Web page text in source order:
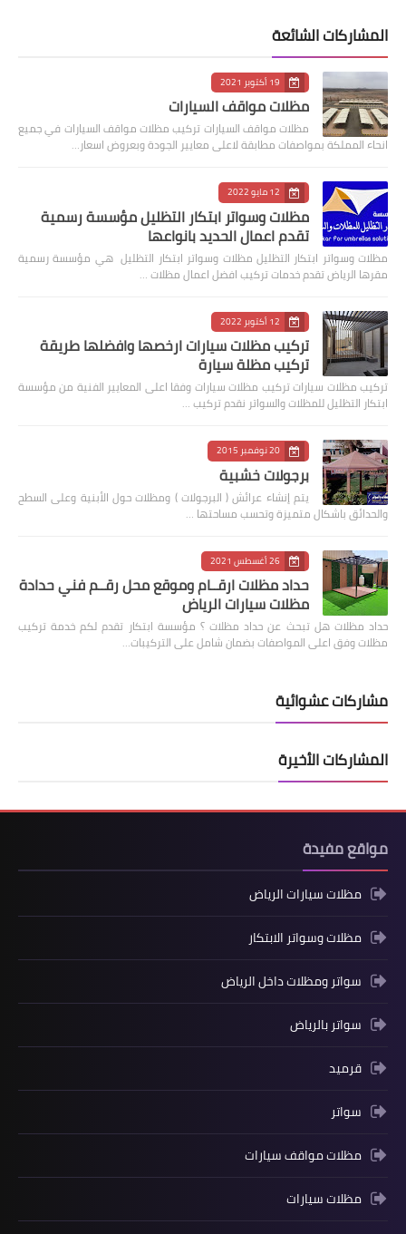
المشاركات الشائعة
19 أكتوبر 2021
مظلات مواقف السيارات
مظلات مواقف السيارات تركيب مظلات مواقف السيارات في جميع
انحاء المملكة بمواصفات مطابقة لاعلى معايير الجودة وبعروض اسعار…
12 مايو 2022
مظلات وسواتر ابتكار التظليل مؤسسة رسمية
تقدم اعمال الحديد بانواعها
مظلات وسواتر ابتكار التظليل مظلات وسواتر ابتكار التظليل هي مؤسسة رسمية
مقرها الرياض تقدم خدمات تركيب افضل اعمال مظلات …
12 أكتوبر 2022
تركيب مظلات سيارات ارخصها وافضلها طريقة
تركيب مظلة سيارة
‏تركيب مظلات سيارات تركيب مظلات سيارات وفقا اعلى المعايير الفنية من مؤسسة
ابتكار التظليل للمظلات والسواتر نقدم تركيب …
20 نوفمبر 2015
برجولات خشبية
يتم إنشاء عرائش ( البرجولات ) ومظلات حول الأبنية وعلى السطح
والحدائق باشكال متميزة وتحسب مساحتها …
26 أغسطس 2021
حداد مظلات ارقــام وموقع محل رقــم فني حدادة
مظلات سيارات الرياض
حداد مظلات هل تبحث عن حداد مظلات ؟ مؤسسة ابتكار تقدم لكم خدمة تركيب
مظلات وفق اعلى المواصفات بضمان شامل على التركيبات…
مشاركات عشوائية
المشاركات الأخيرة
مواقع مفيدة
مظلات سيارات الرياض
مظلات وسواتر الابتكار
سواتر ومظلات داخل الرياض
سواتر بالرياض
قرميد
سواتر
مظلات مواقف سيارات
مظلات سيارات